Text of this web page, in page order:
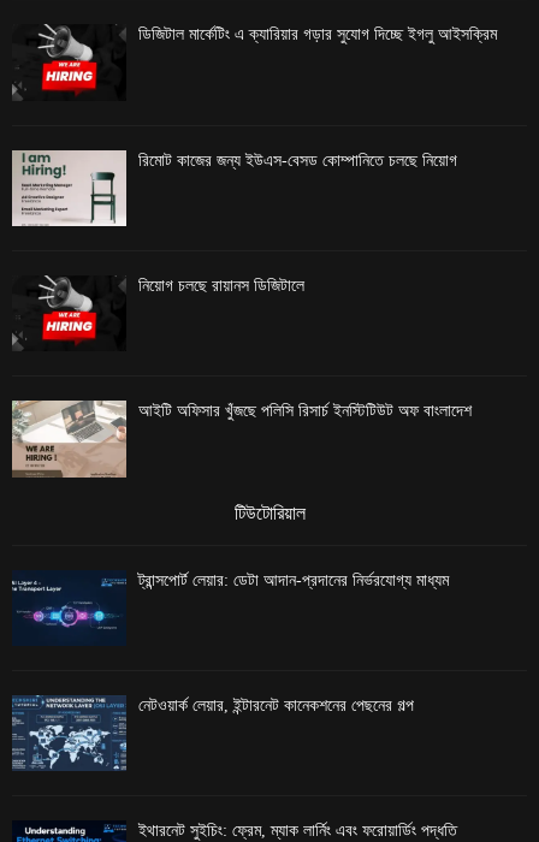
ডিজিটাল মার্কেটিং এ ক্যারিয়ার গড়ার সুযোগ দিচ্ছে ইগলু আইসক্রিম
রিমোট কাজের জন্য ইউএস-বেসড কোম্পানিতে চলছে নিয়োগ
নিয়োগ চলছে রায়ানস ডিজিটালে
আইটি অফিসার খুঁজছে পলিসি রিসার্চ ইনস্টিটিউট অফ বাংলাদেশ
টিউটোরিয়াল
ট্রান্সপোর্ট লেয়ার: ডেটা আদান-প্রদানের নির্ভরযোগ্য মাধ্যম
নেটওয়ার্ক লেয়ার, ইন্টারনেট কানেকশনের পেছনের গল্প
ইথারনেট সুইচিং: ফ্রেম, ম্যাক লার্নিং এবং ফরোয়ার্ডিং পদ্ধতি